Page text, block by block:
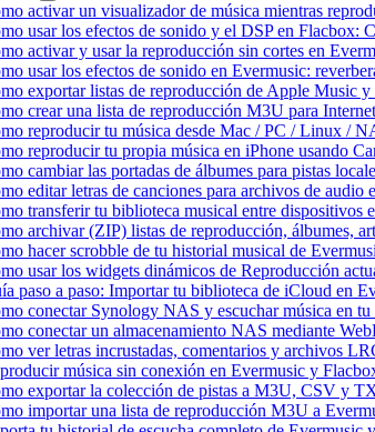
activar un visualizador de música mientras
usar los efectos de sonido y el DSP en Flacbox:
activar y usar la reproducción sin cortes en
usar los efectos de sonido en Evermusic:
exportar listas de reproducción de Apple Music
crear una lista de reproducción M3U para
reproducir tu música desde Mac / PC / Linux /
reproducir tu propia música en iPhone usando
cambiar las portadas de álbumes para pistas
editar letras de canciones para archivos de audio
transferir tu biblioteca musical entre dispositivos
archivar (ZIP) listas de reproducción, álbumes,
hacer scrobble de tu historial musical de
usar los widgets dinámicos de Reproducción
paso a paso: Importar tu biblioteca de iCloud en
conectar Synology NAS y escuchar música en
conectar un almacenamiento NAS mediante
ver letras incrustadas, comentarios y archivos
música sin conexión en Evermusic y
exportar la colección de pistas a M3U, CSV y
importar una lista de reproducción M3U a